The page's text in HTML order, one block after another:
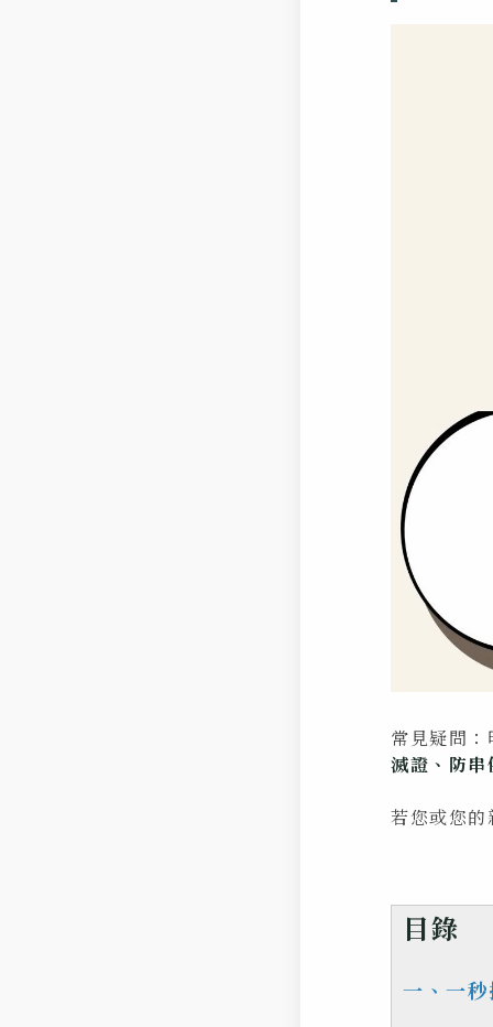
常見疑問
滅證、防串
若您或您
目錄
一、一